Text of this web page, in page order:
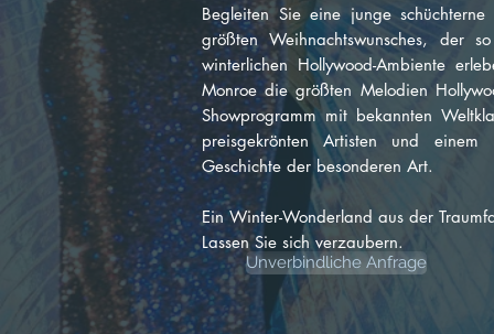
Begleiten Sie eine junge
größten Weihnachtswunsches, der
winterlichen Hollywood-Ambiente
Monroe die größten Melodien
Showprogramm mit bekannten
preisgekrönten Artisten und einem
Geschichte der besonderen Art.
Ein Winter-Wonderland aus der
Lassen Sie sich verzaubern.
Unverbindliche Anfrage